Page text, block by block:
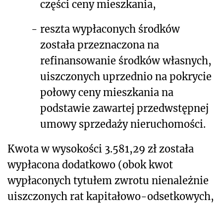
części ceny mieszkania,
- reszta wypłaconych środków
została przeznaczona na
refinansowanie środków własnych,
uiszczonych uprzednio na pokrycie
połowy ceny mieszkania na
podstawie zawartej przedwstępnej
umowy sprzedaży nieruchomości.
Kwota w wysokości 3.581,29 zł została
wypłacona dodatkowo (obok kwot
wypłaconych tytułem zwrotu nienależnie
uiszczonych rat kapitałowo-odsetkowych,